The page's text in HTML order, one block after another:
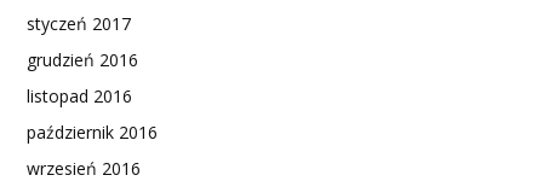
styczeń 2017
grudzień 2016
listopad 2016
październik 2016
wrzesień 2016